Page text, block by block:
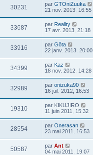
30231 par GTOniZuuka
21 nov. 2013, 16:55
33687 par Reality
17 avr. 2013, 21:18
33916 par Gôta
22 janv. 2013, 20:00
34399 par Kaz
18 nov. 2012, 14:28
32989 par onizuka90
16 juil. 2012, 16:53
19310 par KIKUJIRO
11 juin 2011, 15:32
28554 par Onerasan
23 mai 2011, 16:53
50587 par Ant
04 mai 2011, 19:07